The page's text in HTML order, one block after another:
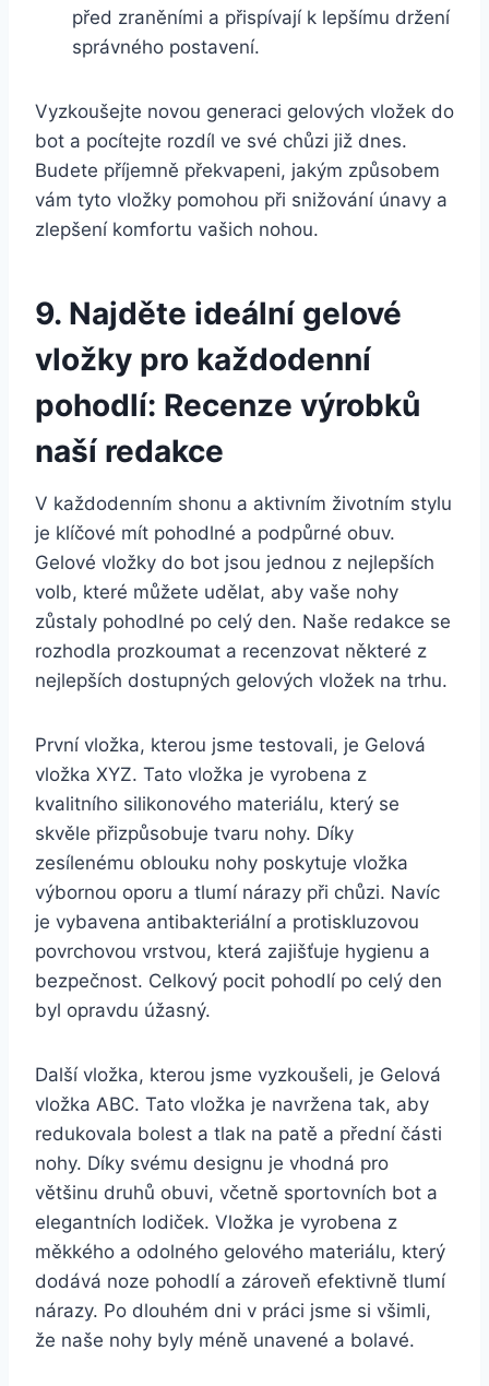
před zraněními⁤ a přispívají k lepšímu držení​
správného postavení.
Vyzkoušejte novou ⁤generaci ‍gelových ‍vložek do
bot ⁢a pocítejte ⁢rozdíl ve ⁤své chůzi již dnes.
‍Budete příjemně překvapeni, jakým způsobem
vám tyto vložky‍ pomohou při ‍snižování únavy a
zlepšení⁣ komfortu vašich⁣ nohou.
9. Najděte ideální gelové
vložky pro každodenní
pohodlí: Recenze ⁣výrobků
naší redakce
V každodenním shonu a ‌aktivním životním stylu
je klíčové ‌mít pohodlné ⁢a podpůrné obuv.
Gelové vložky do bot jsou jednou z nejlepších
volb, ⁤které můžete udělat, ‍aby vaše‍ nohy
zůstaly pohodlné​ po celý den.⁤ Naše redakce se
⁢rozhodla prozkoumat a recenzovat některé z⁤
nejlepších dostupných gelových vložek na trhu.
První ‌vložka,‌ kterou jsme testovali, je Gelová⁤
vložka‍ XYZ. Tato vložka je vyrobena z
⁣kvalitního silikonového‌ materiálu, který⁤ se‌
skvěle přizpůsobuje tvaru ⁣nohy. Díky
zesílenému ⁣oblouku nohy poskytuje vložka
výbornou oporu a tlumí nárazy‌ při chůzi. Navíc
je vybavena antibakteriální a‍ protiskluzovou
povrchovou‍ vrstvou,⁤ která zajišťuje hygienu a
bezpečnost. Celkový‍ pocit pohodlí po celý ⁣den
byl ⁤opravdu úžasný.
Další vložka,‍ kterou jsme⁣ vyzkoušeli, je Gelová
vložka ABC. Tato⁣ vložka je navržena tak, aby
redukovala​ bolest a tlak na patě a ‍přední⁤ části ​
nohy. Díky svému⁢ designu ​je⁤ vhodná pro
většinu ⁢druhů obuvi, včetně sportovních ⁤bot ⁣a
elegantních lodiček. ⁢Vložka je ​vyrobena z
měkkého⁣ a⁢ odolného gelového ‍materiálu,⁢ který⁢
dodává noze ‌pohodlí a zároveň ​efektivně tlumí
‍nárazy. Po dlouhém dni v práci jsme si všimli,
že naše ⁤nohy⁤ byly méně unavené⁢ a bolavé.